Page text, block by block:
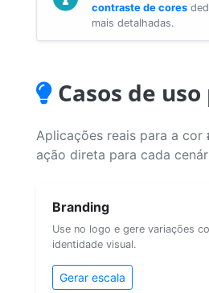
contraste de cores
mais detalhadas.
Casos de
Aplicações reais para a cor
ação direta para cada
Branding
Use no logo e gere variações
identidade visual.
Gerar escala